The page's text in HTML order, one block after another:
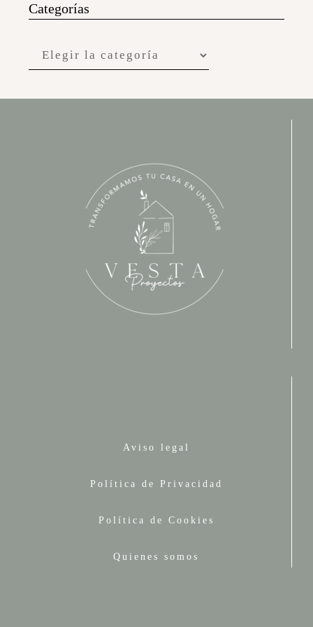
Categorías
Aviso legal
Política de Privacidad
Política de Cookies
Quienes somos